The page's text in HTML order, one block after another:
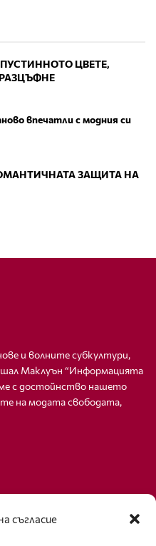
съгласие
ЦВЕТЕ,
впечатли с модния си
ЗАЩИТА НА
и волните субкултури,
Маклуън “Информацията
с достойнство нашето
на модата свободата,